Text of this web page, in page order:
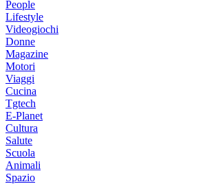
People
Lifestyle
Videogiochi
Donne
Magazine
Motori
Viaggi
Cucina
Tgtech
E-Planet
Cultura
Salute
Scuola
Animali
Spazio